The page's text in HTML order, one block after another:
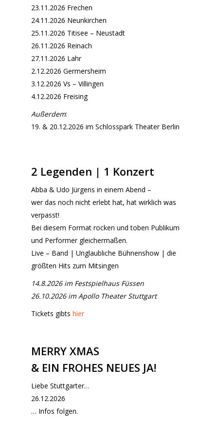
23.11.2026 Frechen
24.11.2026 Neunkirchen
25.11.2026 Titisee – Neustadt
26.11.2026 Reinach
27.11.2026 Lahr
2.12.2026 Germersheim
3.12.2026 Vs – Villingen
4.12.2026 Freising
Außerdem:
19. & 20.12.2026 im Schlosspark Theater Berlin
2 Legenden | 1 Konzert
Abba & Udo Jürgens in einem Abend –
wer das noch nicht erlebt hat, hat wirklich was
verpasst!
Bei diesem Format rocken und toben Publikum
und Performer gleichermaßen.
Live – Band | Unglaubliche Bühnenshow | die
größten Hits zum Mitsingen
14.8.2026 im Festspielhaus Füssen
26.10.2026 im Apollo Theater Stuttgart
Tickets gibtshier
MERRY XMAS
& EIN FROHES NEUES JA!
Liebe Stuttgarter…
26.12.2026
… Infos folgen.